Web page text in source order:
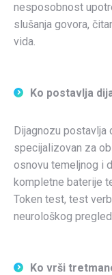
nesposobnost
slušanja govora,
vida.
Ko postavlja
Dijagnozu
specijalizovan za
osnovu temeljnog i
kompletne baterije
Token test, test
neurološkog
Ko vrši